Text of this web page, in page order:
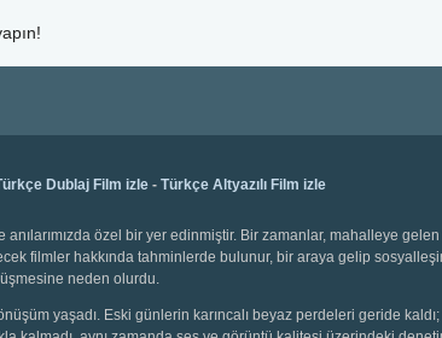
Dublaj Film izle - Türkçe Altyazılı Film izle
özel bir yer edinmiştir. Bir zamanlar, mahalleye
filmler hakkında tahminlerde bulunur, bir araya gelip
neden olurdu.
yaşadı. Eski günlerin karıncalı beyaz perdeleri geride